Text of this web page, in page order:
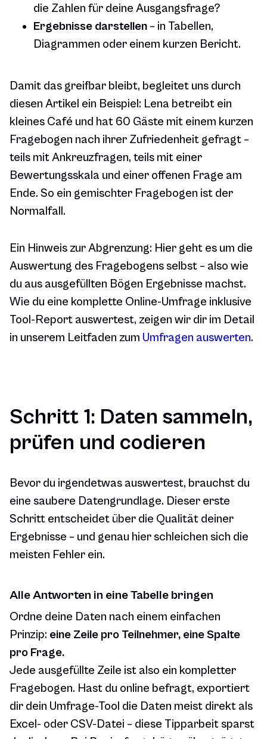
die Zahlen für deine Ausgangsfrage?
Ergebnisse darstellen – in Tabellen,
Diagrammen oder einem kurzen Bericht.
Damit das greifbar bleibt, begleitet uns durch
diesen Artikel ein Beispiel: Lena betreibt ein
kleines Café und hat 60 Gäste mit einem kurzen
Fragebogen nach ihrer Zufriedenheit gefragt –
teils mit Ankreuzfragen, teils mit einer
Bewertungsskala und einer offenen Frage am
Ende. So ein gemischter Fragebogen ist der
Normalfall.
Ein Hinweis zur Abgrenzung: Hier geht es um die
Auswertung des Fragebogens selbst – also wie
du aus ausgefüllten Bögen Ergebnisse machst.
Wie du eine komplette Online-Umfrage inklusive
Tool-Report auswertest, zeigen wir dir im Detail
in unserem Leitfaden zum Umfragen auswerten.
Schritt 1: Daten sammeln,
prüfen und codieren
Bevor du irgendetwas auswertest, brauchst du
eine saubere Datengrundlage. Dieser erste
Schritt entscheidet über die Qualität deiner
Ergebnisse – und genau hier schleichen sich die
meisten Fehler ein.
Alle Antworten in eine Tabelle bringen
Ordne deine Daten nach einem einfachen
Prinzip: eine Zeile pro Teilnehmer, eine Spalte
pro Frage.
Jede ausgefüllte Zeile ist also ein kompletter
Fragebogen. Hast du online befragt, exportiert
dir dein Umfrage-Tool die Daten meist direkt als
Excel- oder CSV-Datei – diese Tipparbeit sparst